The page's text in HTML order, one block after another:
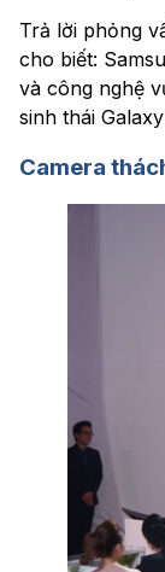
Trả lời phỏng
cho biết:
và công nghệ
sinh thái
Camera